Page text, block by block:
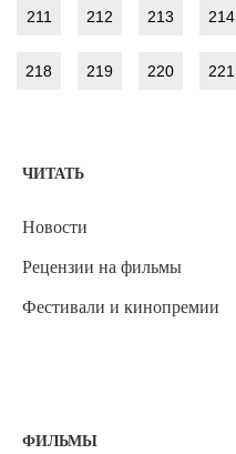
211 212 213 214
218 219 220 221
ЧИТАТЬ
Новости
Рецензии на фильмы
Фестивали и кинопремии
ФИЛЬМЫ